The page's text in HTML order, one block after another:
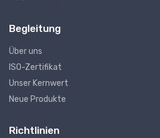
Begleitung
Über uns
ISO-Zertifikat
Unser Kernwert
Neue Produkte
Richtlinien